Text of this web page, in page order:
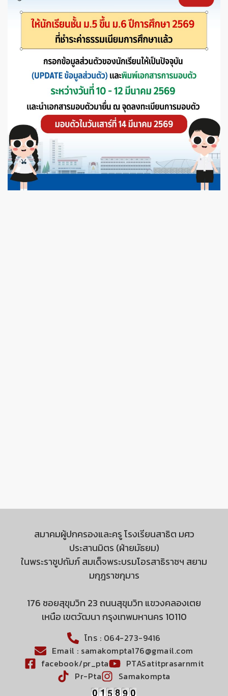
สมาคมผู้ปกครองและครู โรงเรียนสาธิต มศว
ประสานมิตร (ฝ่ายมัธยม)
ในพระราชูปถัมภ์ สมเด็จพระบรมโอรสาธิราชฯ สยาม
มกุฎราชกุมาร
176 ซอยสุขุมวิท 23 ถนนสุขุมวิท แขวงคลองเตย
เหนือ เขตวัฒนา กรุงเทพมหานคร 10110
โทร : 064-273-9416
Email : samakompta176@gmail.com
facebook/pr_pta
PTASatitprasarnmit
Pr-Pta
Samakompta